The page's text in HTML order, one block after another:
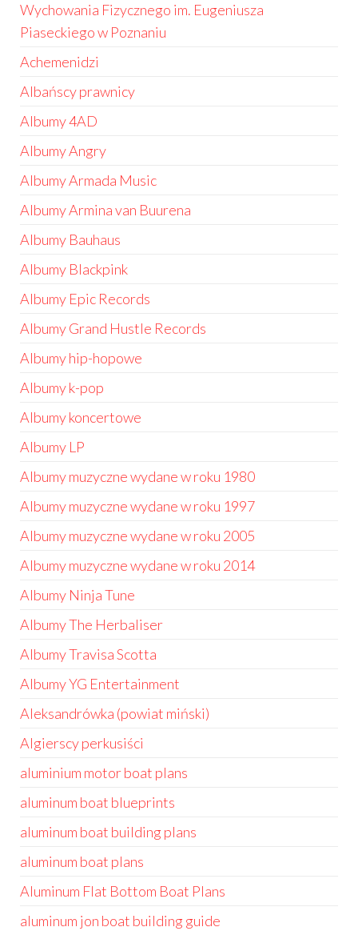
Wychowania Fizycznego im. Eugeniusza
Piaseckiego w Poznaniu
Achemenidzi
Albańscy prawnicy
Albumy 4AD
Albumy Angry
Albumy Armada Music
Albumy Armina van Buurena
Albumy Bauhaus
Albumy Blackpink
Albumy Epic Records
Albumy Grand Hustle Records
Albumy hip-hopowe
Albumy k-pop
Albumy koncertowe
Albumy LP
Albumy muzyczne wydane w roku 1980
Albumy muzyczne wydane w roku 1997
Albumy muzyczne wydane w roku 2005
Albumy muzyczne wydane w roku 2014
Albumy Ninja Tune
Albumy The Herbaliser
Albumy Travisa Scotta
Albumy YG Entertainment
Aleksandrówka (powiat miński)
Algierscy perkusiści
aluminium motor boat plans
aluminum boat blueprints
aluminum boat building plans
aluminum boat plans
Aluminum Flat Bottom Boat Plans
aluminum jon boat building guide